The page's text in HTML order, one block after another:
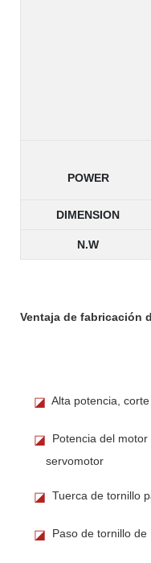
POWER
DIMENSION
N.W
Ventaja de fabricación
◪ Alta potencia,
◪ Potencia del
servomotor
◪ Tuerca de tornillo
◪ Paso de tornillo